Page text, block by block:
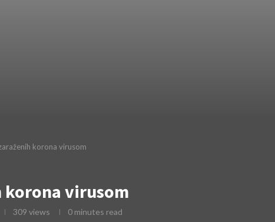
korona virusom
korona virusom
309 views 0 minutes read